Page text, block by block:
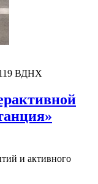
ВДНХ
и активного